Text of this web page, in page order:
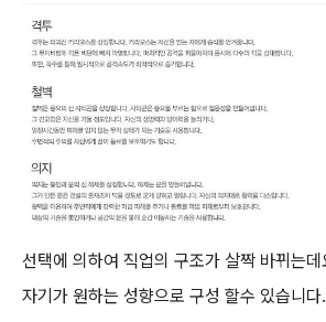
선택에 의하여 직업의 구조가 살짝 바뀌는데
자기가 원하는 성향으로 구성 할수 있습니다.